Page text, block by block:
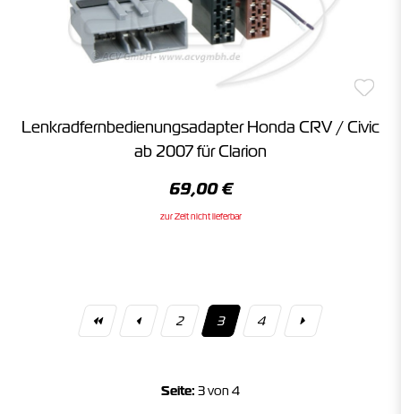
Lenkradfernbedienungsadapter Honda CRV / Civic
ab 2007 für Clarion
69,00 €
zur Zeit nicht lieferbar
2 3 4
Seite: 3 von 4